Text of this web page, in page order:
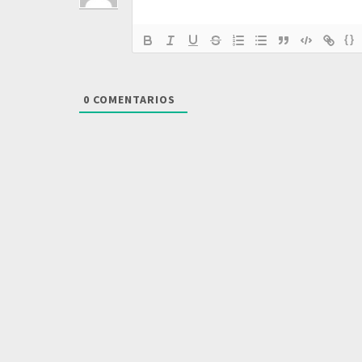
{}
0 COMENTARIOS